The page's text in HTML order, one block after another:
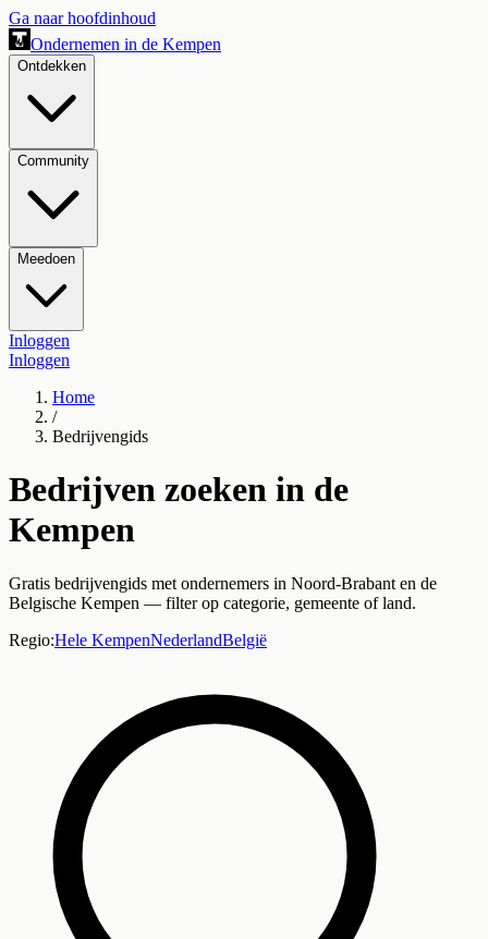
Ga naar hoofdinhoud
Ondernemen in de Kempen
Ontdekken
Community
Meedoen
Inloggen
Inloggen
Home
/
Bedrijvengids
Bedrijven zoeken in de
Kempen
Gratis bedrijvengids met ondernemers in Noord-Brabant en de
Belgische Kempen — filter op categorie, gemeente of land.
Regio:Hele KempenNederlandBelgië